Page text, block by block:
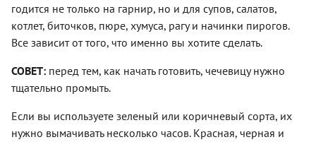
годится не только на гарнир, но и для супов, салатов,
котлет, биточков, пюре, хумуса, рагу и начинки пирогов.
Все зависит от того, что именно вы хотите сделать.
СОВЕТ: перед тем, как начать готовить, чечевицу нужно
тщательно промыть.
Если вы используете зеленый или коричневый сорта, их
нужно вымачивать несколько часов. Красная, черная и